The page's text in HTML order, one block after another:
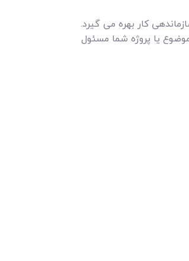
کار بهره می گیرد.
یا پروژه شما مسئول